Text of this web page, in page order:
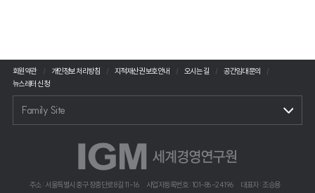
회원약관 개인정보 처리방침 지적재산권 보호안내 오시는 길
공간임대 문의
뉴스레터 신청
Family Site
주소 : 서울특별시 중구 장충단로 8길 11-16 사업자등록번호 : 101-86-24196 대표자 : 조승용